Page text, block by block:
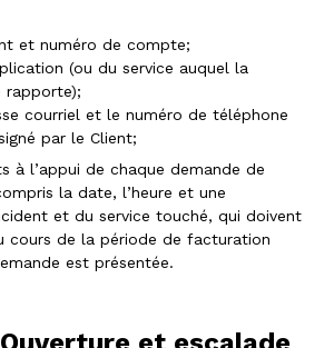
et numéro de compte;
(ou du service auquel la
rapporte);
courriel et le numéro de téléphone
par le Client;
à l’appui de chaque demande de
la date, l’heure et une
et du service touché, qui doivent
cours de la période de facturation
est présentée.